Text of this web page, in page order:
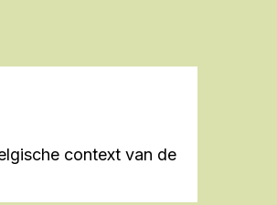
context van de